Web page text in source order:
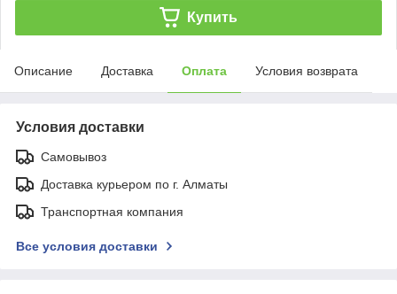
Купить
Описание Доставка Оплата Условия возврата
Условия доставки
Самовывоз
Доставка курьером по г. Алматы
Транспортная компания
Все условия доставки